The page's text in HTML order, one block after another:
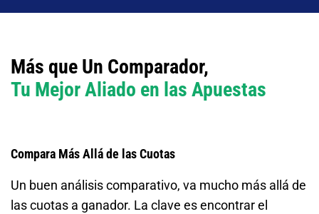
Más que Un Comparador,
Tu Mejor Aliado en las Apuestas
Compara Más Allá de las Cuotas
Un buen análisis comparativo, va mucho más allá de
las cuotas a ganador. La clave es encontrar el